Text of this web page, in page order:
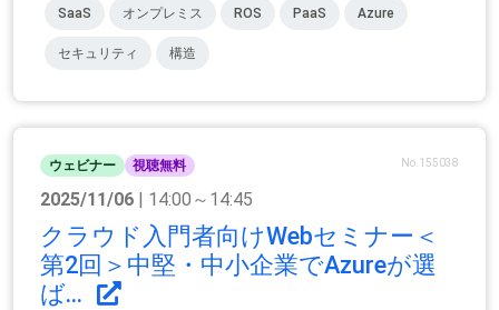
SaaS オンプレミス ROS PaaS Azure
セキュリティ 構造
ウェビナー 視聴無料 No.155038
2025/11/06 | 14:00～14:45
クラウド入門者向けWebセミナー＜
第2回＞中堅・中小企業でAzureが選
ば...